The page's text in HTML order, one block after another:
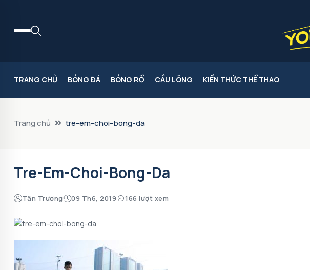
TRANG CHỦ BÓNG ĐÁ BÓNG RỔ CẦU LÔNG KIẾN THỨC THỂ THAO
Trang chủ tre-em-choi-bong-da
Tre-Em-Choi-Bong-Da
Tân Trương 09 Th6, 2019 166 lượt xem